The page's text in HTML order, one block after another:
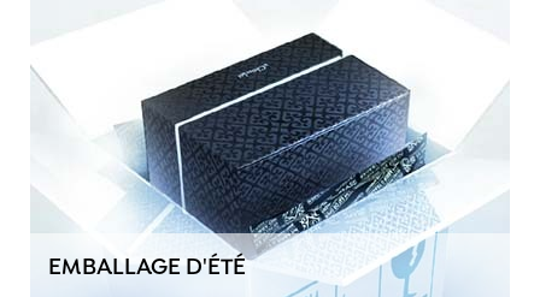
EMBALLAGE D'ÉTÉ